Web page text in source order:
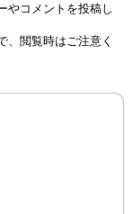
やコメントを投稿し
、閲覧時はご注意く